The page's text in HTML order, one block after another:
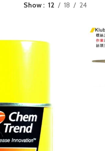
Show 12 18 24